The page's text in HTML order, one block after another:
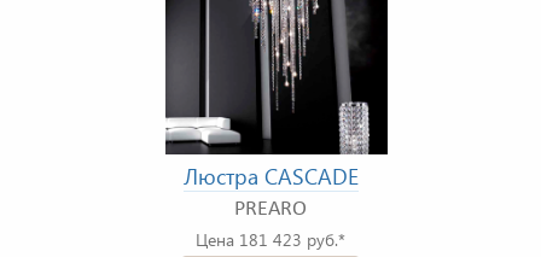
Люстра CASCADE
PREARO
Цена 181 423 руб.*